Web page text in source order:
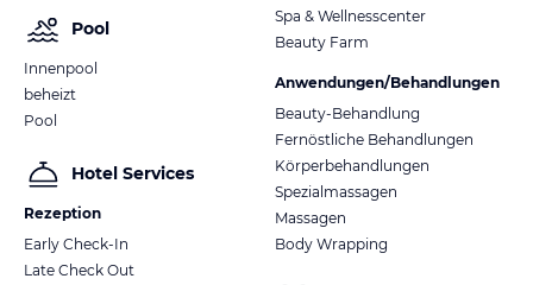
Pool
Innenpool
beheizt
Pool
Hotel Services
Rezeption
Early Check-In
Late Check Out
Spa & Wellnesscenter
Beauty Farm
Anwendungen/Behandlungen
Beauty-Behandlung
Fernöstliche Behandlungen
Körperbehandlungen
Spezialmassagen
Massagen
Body Wrapping